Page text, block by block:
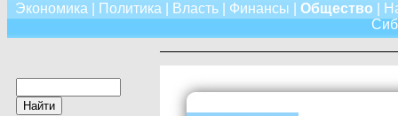
Экономика Политика Власть| Финансы Общество